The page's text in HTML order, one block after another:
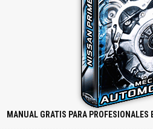
MANUAL GRATIS PARA